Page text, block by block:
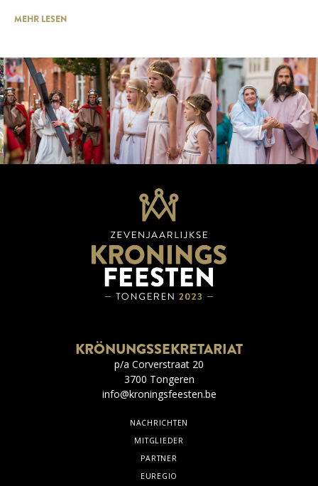
MEHR LESEN
KRÖNUNGSSEKRETARIAT
p/a Corverstraat 20
3700 Tongeren
info@kroningsfeesten.be
NACHRICHTEN
MITGLIEDER
PARTNER
EUREGIO